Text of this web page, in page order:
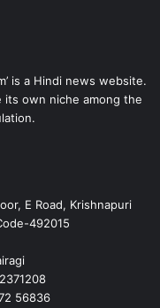
is a Hindi news website.
its own niche among the
E Road, Krishnapuri
492015
56836